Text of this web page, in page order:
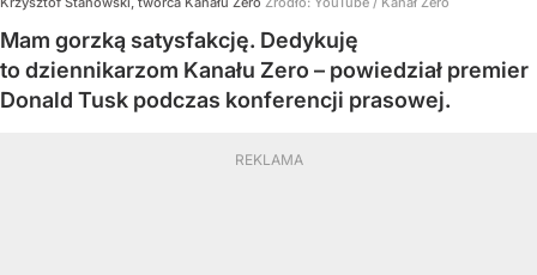
Mam gorzką satysfakcję. Dedykuję
to dziennikarzom Kanału Zero – powiedział premier
Donald Tusk podczas konferencji prasowej.